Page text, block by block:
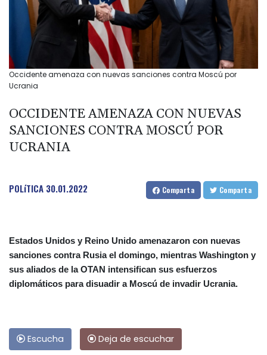
Occidente amenaza con nuevas sanciones contra Moscú por
Ucrania
OCCIDENTE AMENAZA CON NUEVAS
SANCIONES CONTRA MOSCÚ POR
UCRANIA
POLíTICA 30.01.2022 Comparta Comparta
Estados Unidos y Reino Unido amenazaron con nuevas
sanciones contra Rusia el domingo, mientras Washington y
sus aliados de la OTAN intensifican sus esfuerzos
diplomáticos para disuadir a Moscú de invadir Ucrania.
Escucha Deja de escuchar